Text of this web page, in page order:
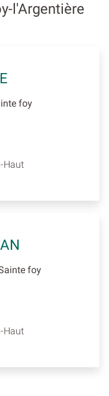
l'Argentière
foy
Haut
foy
Haut